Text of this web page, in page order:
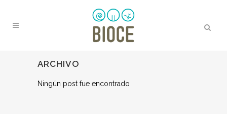
ARCHIVO
Ningún post fue encontrado